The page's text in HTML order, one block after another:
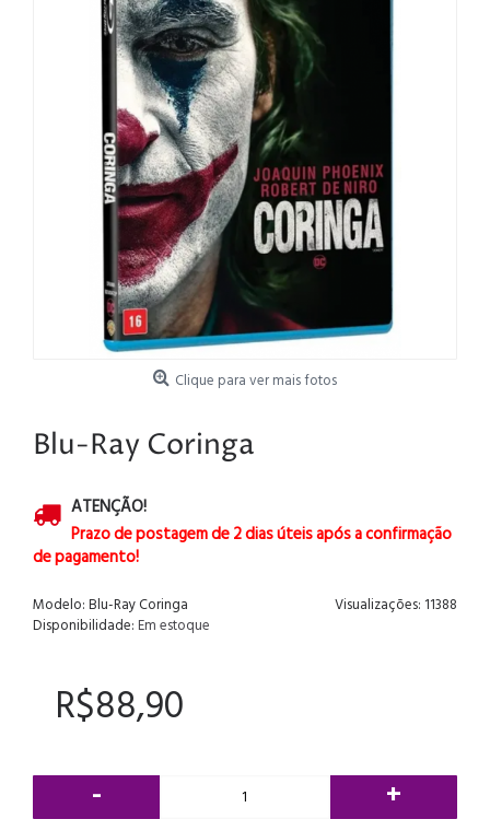
Clique para ver mais fotos
Blu-Ray Coringa
ATENÇÃO!
Prazo de postagem de 2 dias úteis após a confirmação
de pagamento!
Visualizações: 11388
Modelo:Blu-Ray Coringa
Disponibilidade:Em estoque
R$88,90
- +